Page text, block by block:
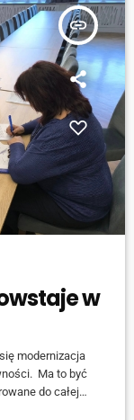
insert_link
w
modernizacja
Ma to być
do całej
i aktywizacji